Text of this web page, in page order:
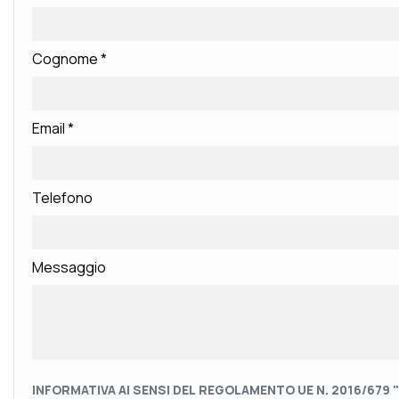
Cognome*
Email*
Telefono
Messaggio
INFORMATIVA AI SENSI DEL REGOLAMENTO UE N. 2016/679